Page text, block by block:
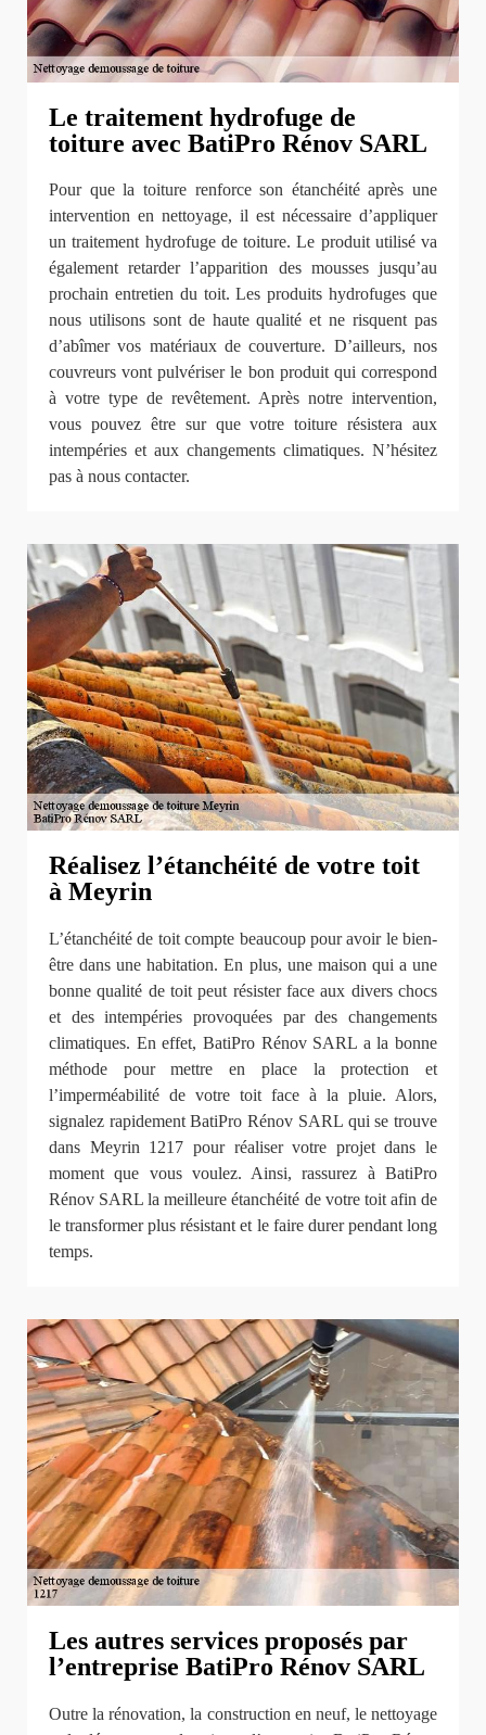
Le traitement hydrofuge de
toiture avec BatiPro Rénov SARL
Pour que la toiture renforce son étanchéité après une
intervention en nettoyage, il est nécessaire d’appliquer
un traitement hydrofuge de toiture. Le produit utilisé va
également retarder l’apparition des mousses jusqu’au
prochain entretien du toit. Les produits hydrofuges que
nous utilisons sont de haute qualité et ne risquent pas
d’abîmer vos matériaux de couverture. D’ailleurs, nos
couvreurs vont pulvériser le bon produit qui correspond
à votre type de revêtement. Après notre intervention,
vous pouvez être sur que votre toiture résistera aux
intempéries et aux changements climatiques. N’hésitez
pas à nous contacter.
Réalisez l’étanchéité de votre toit
à Meyrin
L’étanchéité de toit compte beaucoup pour avoir le bien-
être dans une habitation. En plus, une maison qui a une
bonne qualité de toit peut résister face aux divers chocs
et des intempéries provoquées par des changements
climatiques. En effet, BatiPro Rénov SARL a la bonne
méthode pour mettre en place la protection et
l’imperméabilité de votre toit face à la pluie. Alors,
signalez rapidement BatiPro Rénov SARL qui se trouve
dans Meyrin 1217 pour réaliser votre projet dans le
moment que vous voulez. Ainsi, rassurez à BatiPro
Rénov SARL la meilleure étanchéité de votre toit afin de
le transformer plus résistant et le faire durer pendant long
temps.
Les autres services proposés par
l’entreprise BatiPro Rénov SARL
Outre la rénovation, la construction en neuf, le nettoyage